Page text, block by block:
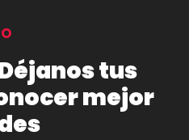
tus
mejor